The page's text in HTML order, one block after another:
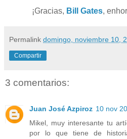
¡Gracias, Bill Gates,
Permalink domingo, noviembre 10,
Compartir
3 comentarios:
Juan José Azpiroz 10 nov
Mikel, muy interesante tu
por lo que tiene de